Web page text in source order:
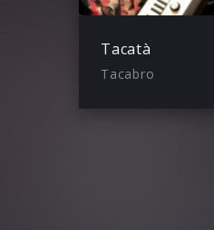
Tacatà
Tacabro